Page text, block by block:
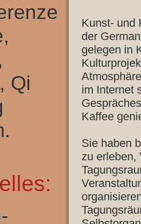
Kunst- und
der
gelegen in
im Internet
Kaffee
Sie haben
zu erleben,
Qi